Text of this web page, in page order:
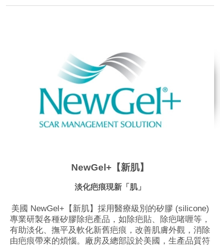
NewGel+【新肌】
淡化疤痕現新「肌」
美國 NewGel+【新肌】採用醫療級別的矽膠 (silicone)
專業研製各種矽膠除疤產品，如除疤貼、除疤啫喱等，
有助淡化、撫平及軟化新舊疤痕，改善肌膚外觀，消除
由疤痕帶來的煩惱。廠房及總部設於美國，生產品質符